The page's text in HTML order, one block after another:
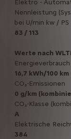
Elektro -
Nennleistung
bei U/min kw /
83 / 113
Werte nach
Energieverbrauch
16,7 kWh/100
CO₂-Emissionen
0 g/km
CO₂-Klasse
A
Elektrische
384